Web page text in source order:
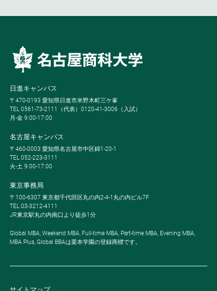
日進キャンパス
〒470-0193 愛知県日進市米野木町三ケ峯
TEL 0561-73-2111（代表）0120-41-3006（入試）
月-金 9:00-17:00
名古屋キャンパス
〒460-0003 愛知県名古屋市中区錦1-20-1
TEL 052-223-3111
火-土 9:00-17:00
東京事務局
〒100-6307 東京都千代田区丸の内2-4-1丸の内ビル7F
TEL 03-3212-4111
JR東京駅丸の内南口より徒歩1分
Global MBA, Weekend MBA, Full-time MBA, Part-time MBA, Evening MBA,
MBA Plus, Global BBAは栗本学園の登録商標です。